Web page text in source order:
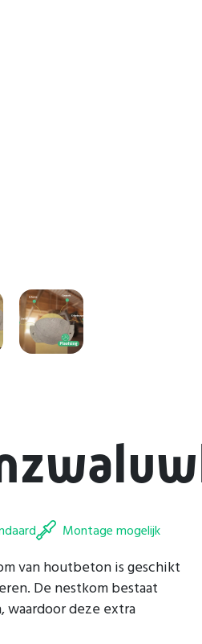
Montage mogelijk
van houtbeton is geschikt
De nestkom bestaat
deze extra